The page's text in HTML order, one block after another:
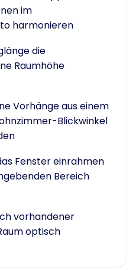
im
harmonieren
die
Raumhöhe
Vorhänge aus einem
Blickwinkel
Fenster einrahmen
Bereich
vorhandener
optisch